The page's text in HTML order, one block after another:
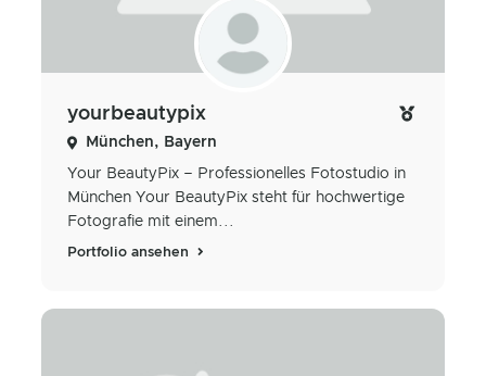
yourbeautypix
München, Bayern
Your BeautyPix – Professionelles Fotostudio in
München Your BeautyPix steht für hochwertige
Fotografie mit einem...
Portfolio ansehen